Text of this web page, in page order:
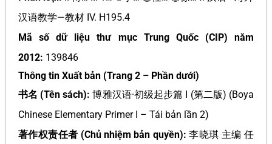
汉语教学—教材 IV. H195.4
Mã số dữ liệu thư mục Trung Quốc (CIP) năm
2012: 139846
Thông tin Xuất bản (Trang 2 – Phần dưới)
书名 (Tên sách): 博雅汉语·初级起步篇 I (第二版) (Boya
Chinese Elementary Primer I – Tái bản lần 2)
著作权责任者 (Chủ nhiệm bản quyền): 李晓琪 主编 任